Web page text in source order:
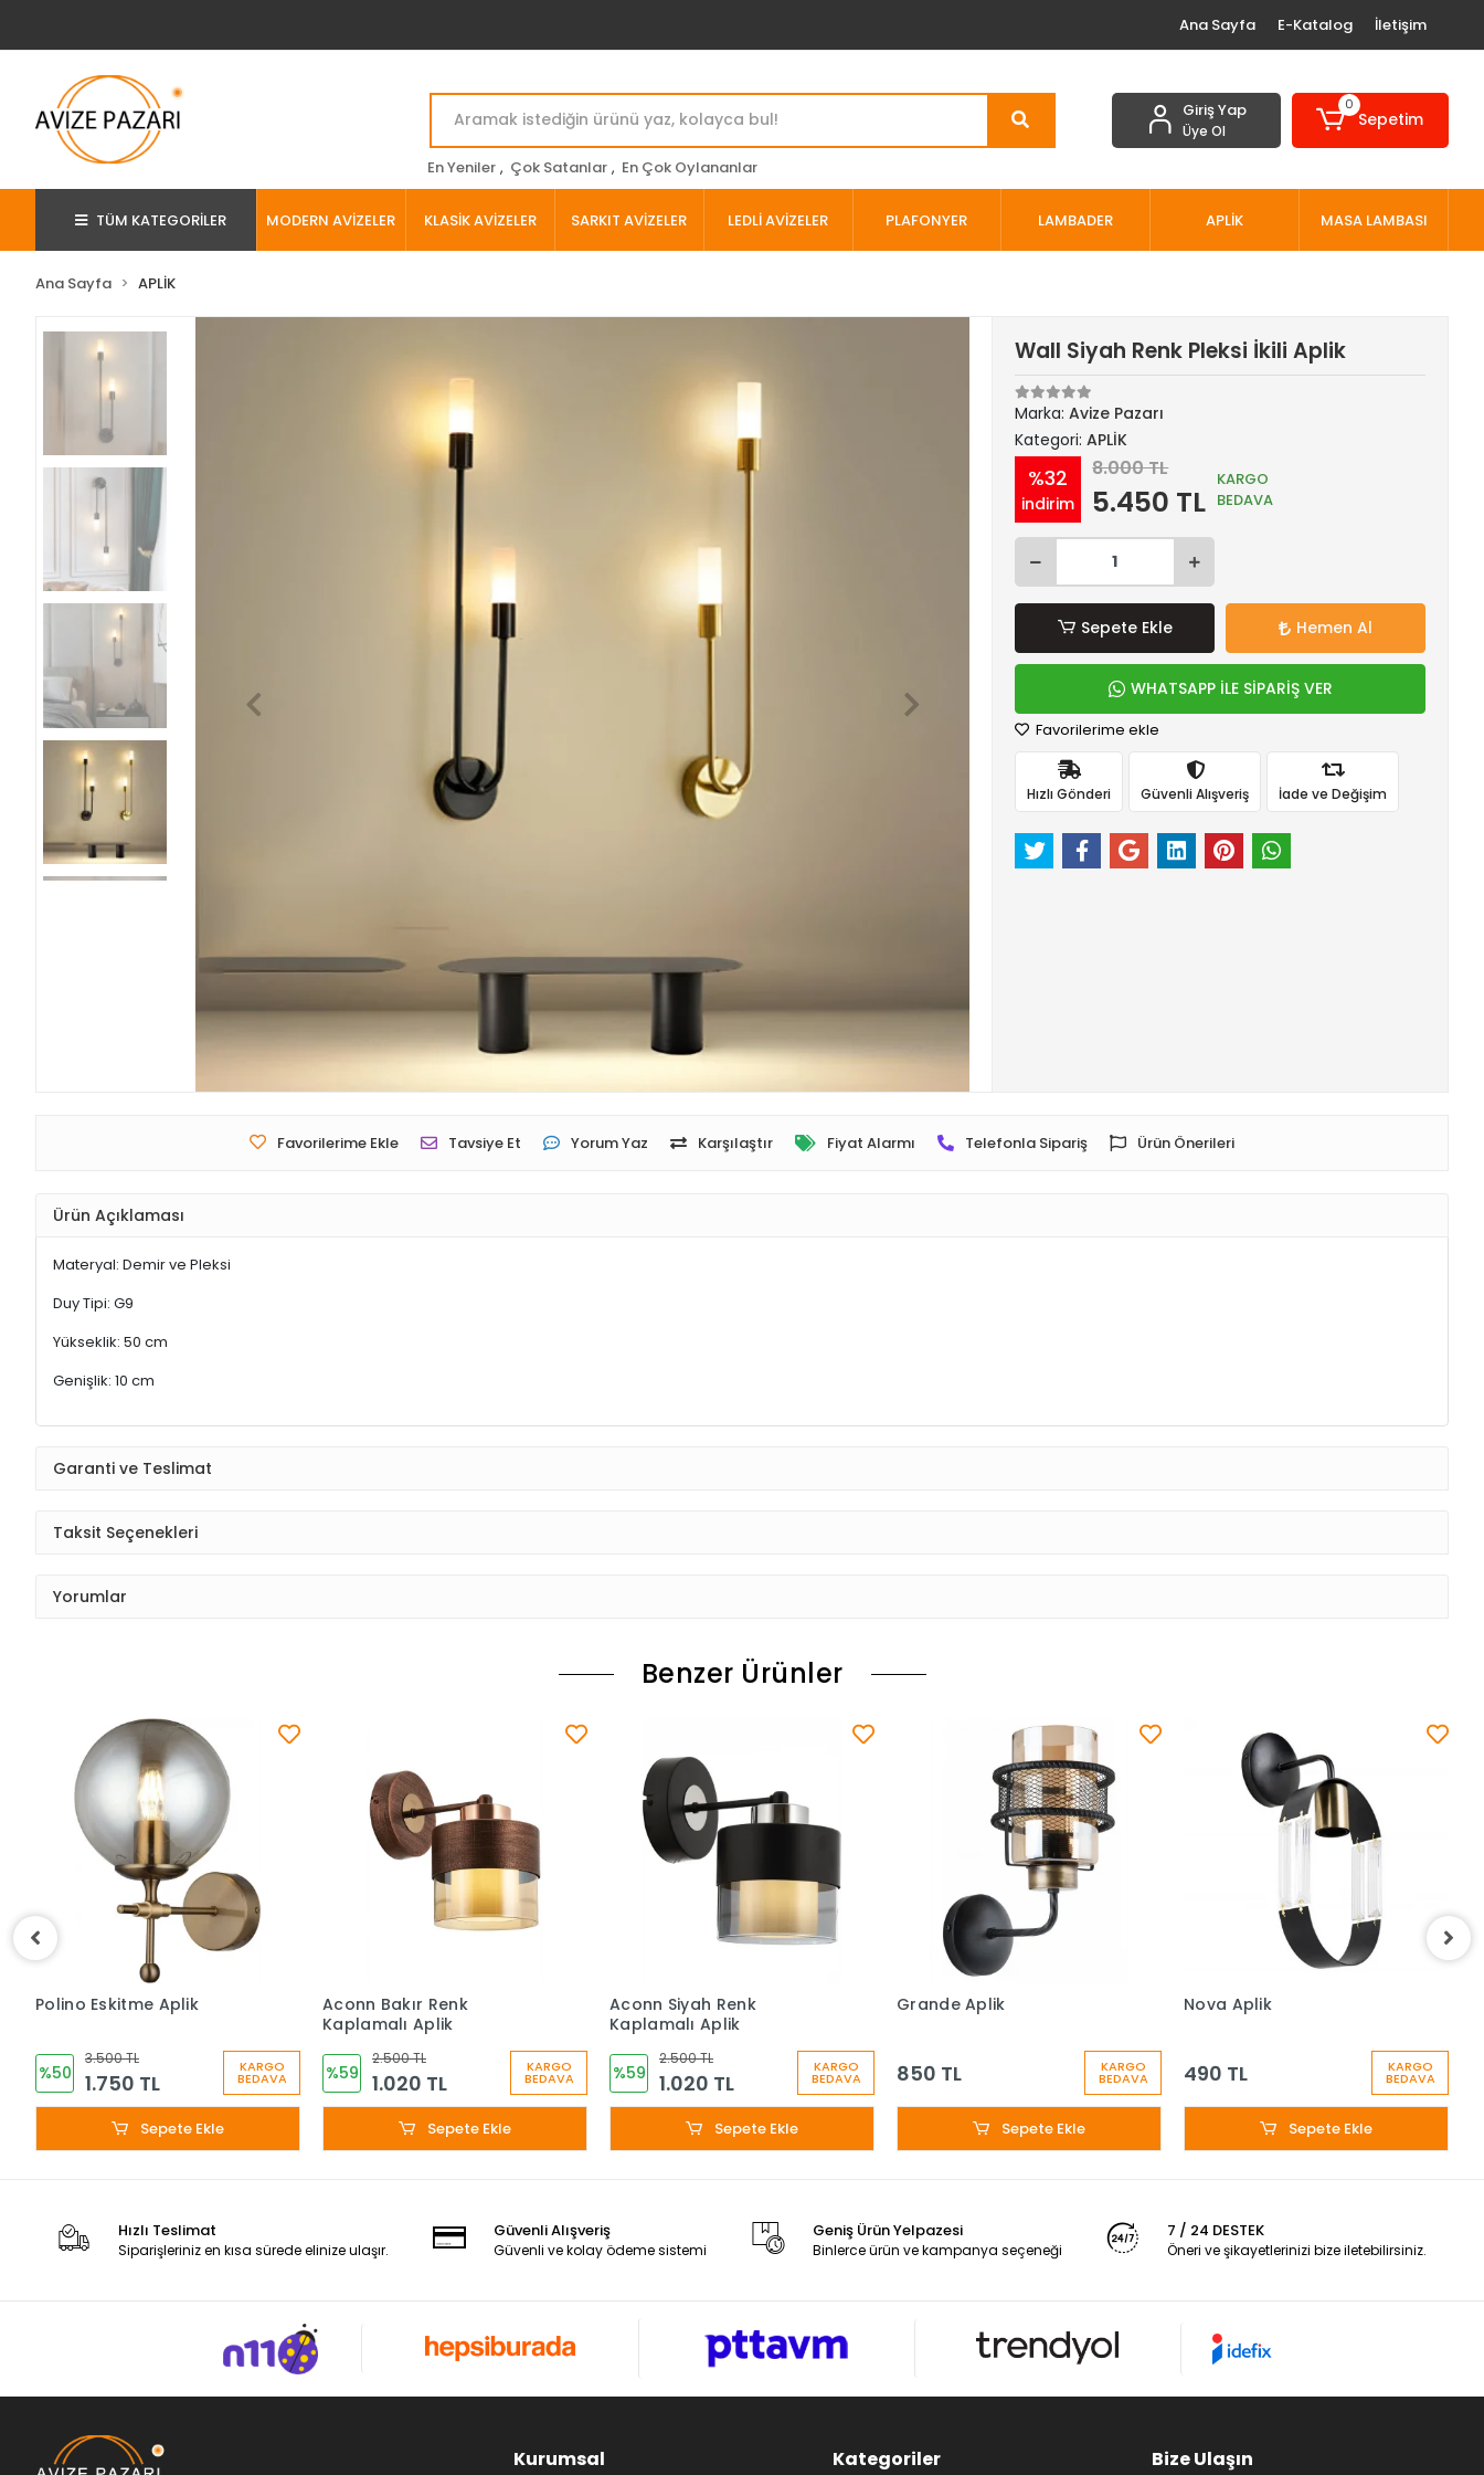
Ana Sayfa E-Katalog İletişim
En Yeniler , Çok Satanlar , En Çok Oylananlar
Giriş Yap
Üye Ol
0
Sepetim
TÜM KATEGORİLER MODERN AVİZELER KLASİK AVİZELER SARKIT AVİZELER LEDLİ AVİZELER PLAFONYER LAMBADER APLİK MASA LAMBASI
Ana Sayfa APLİK
Wall Siyah Renk Pleksi İkili Aplik
Marka:Avize Pazarı
Kategori:APLİK
%32
indirim
8.000 TL
5.450 TL
KARGO
BEDAVA
Sepete Ekle Hemen Al
WHATSAPP İLE SİPARİŞ VER
Favorilerime ekle
Hızlı Gönderi Güvenli Alışveriş İade ve Değişim
Favorilerime Ekle Tavsiye Et Yorum Yaz Karşılaştır Fiyat Alarmı Telefonla Sipariş Ürün Önerileri
Ürün Açıklaması
Materyal: Demir ve Pleksi
Duy Tipi: G9
Yükseklik: 50 cm
Genişlik: 10 cm
Garanti ve Teslimat
Taksit Seçenekleri
Yorumlar
Benzer Ürünler
Polino Eskitme Aplik
%50
3.500 TL
1.750 TL
KARGO
BEDAVA
Sepete Ekle
Aconn Bakır Renk
Kaplamalı Aplik
%59
2.500 TL
1.020 TL
KARGO
BEDAVA
Sepete Ekle
Aconn Siyah Renk
Kaplamalı Aplik
%59
2.500 TL
1.020 TL
KARGO
BEDAVA
Sepete Ekle
Grande Aplik
850 TL KARGO
BEDAVA
Sepete Ekle
Nova Aplik
490 TL KARGO
BEDAVA
Sepete Ekle
Hızlı Teslimat
Siparişleriniz en kısa sürede elinize ulaşır.
Güvenli Alışveriş
Güvenli ve kolay ödeme sistemi
Geniş Ürün Yelpazesi
Binlerce ürün ve kampanya seçeneği
7 / 24 DESTEK
Öneri ve şikayetlerinizi bize iletebilirsiniz.
Kurumsal Kategoriler Bize Ulaşın